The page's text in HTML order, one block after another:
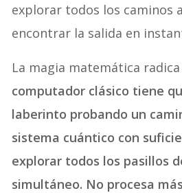
explorar todos los caminos
encontrar la salida en
La magia matemática
computador clásico tiene
laberinto probando un
sistema cuántico con
explorar todos los pasillos
simultáneo. No procesa